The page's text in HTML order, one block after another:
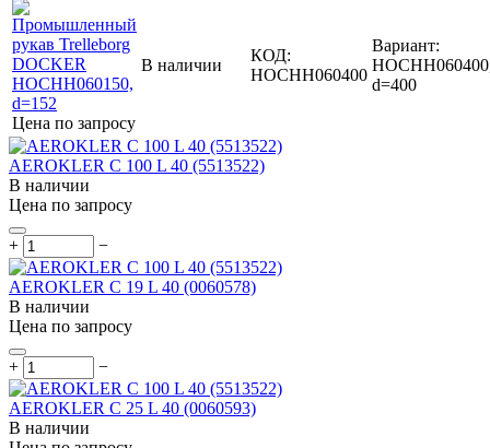
Цена по запросу
В наличии
КОД:
HOCHH060400
Вариант:
d=400
AEROKLER C 100 L 40 (5513522)
В наличии
Цена по запросу
+ −
AEROKLER C 19 L 40 (0060578)
В наличии
Цена по запросу
+ −
AEROKLER C 25 L 40 (0060593)
В наличии